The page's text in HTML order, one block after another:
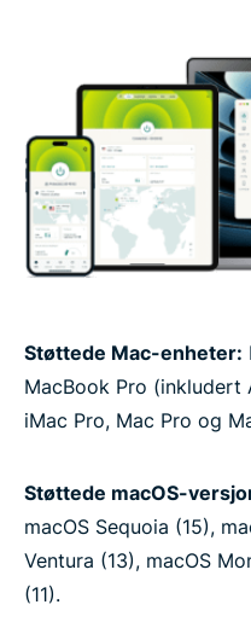
Støttede Mac-enheter:
MacBook Pro (inkludert
iMac Pro, Mac Pro og
Støttede macOS-
macOS Sequoia (15),
Ventura (13), macOS
(11).